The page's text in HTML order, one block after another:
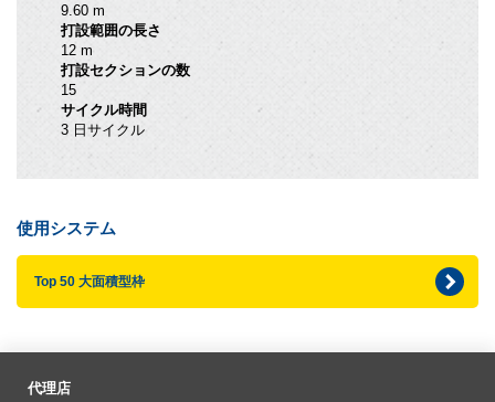
9.60 m
打設範囲の長さ
12 m
打設セクションの数
15
サイクル時間
3 日サイクル
使用システム
Top 50 大面積型枠
代理店